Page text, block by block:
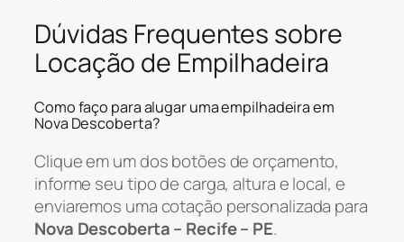
Dúvidas Frequentes sobre
Locação de Empilhadeira
Como faço para alugar uma empilhadeira em
Nova Descoberta?
Clique em um dos botões de orçamento,
informe seu tipo de carga, altura e local, e
enviaremos uma cotação personalizada para
Nova Descoberta – Recife – PE.